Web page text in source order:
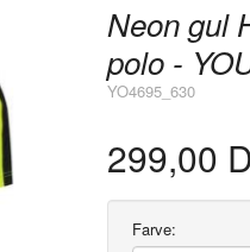
Neon gul
polo -
YO4695_630
299,00
Farve: